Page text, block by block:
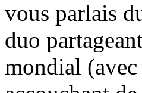
vous parlais
duo
mondial